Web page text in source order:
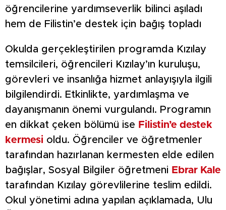
öğrencilerine yardımseverlik bilinci aşıladı
hem de Filistin’e destek için bağış topladı
Okulda gerçekleştirilen programda Kızılay
temsilcileri, öğrencileri Kızılay’ın kuruluşu,
görevleri ve insanlığa hizmet anlayışıyla ilgili
bilgilendirdi. Etkinlikte, yardımlaşma ve
dayanışmanın önemi vurgulandı. Programın
en dikkat çeken bölümü ise Filistin’e destek
kermesi oldu. Öğrenciler ve öğretmenler
tarafından hazırlanan kermesten elde edilen
bağışlar, Sosyal Bilgiler öğretmeni Ebrar Kale
tarafından Kızılay görevlilerine teslim edildi.
Okul yönetimi adına yapılan açıklamada, Ulu